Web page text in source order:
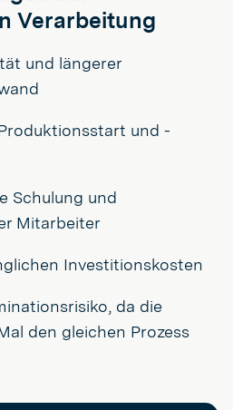
Verarbeitung
und längerer
und -
Schulung und
Mitarbeiter
Investitionskosten
da die
den gleichen Prozess